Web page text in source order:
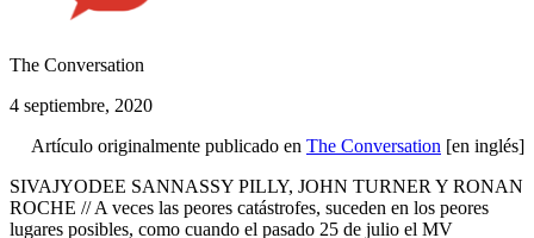
The Conversation
4 septiembre, 2020
Artículo originalmente publicado en The Conversation [en inglés]
SIVAJYODEE SANNASSY PILLY, JOHN TURNER Y RONAN
ROCHE // A veces las peores catástrofes, suceden en los peores
lugares posibles, como cuando el pasado 25 de julio el MV